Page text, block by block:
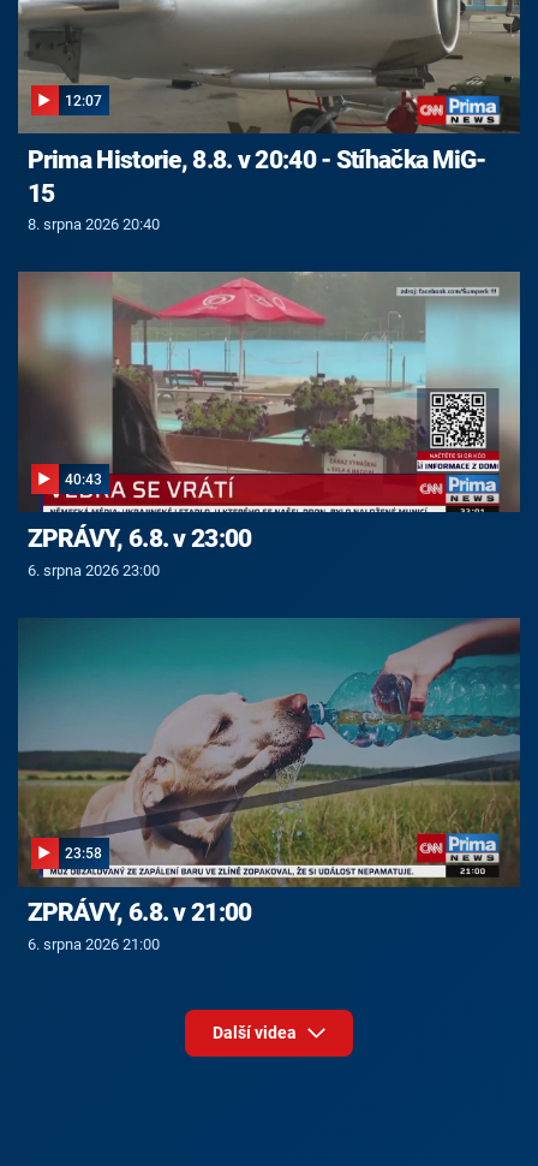
12:07
Prima Historie, 8.8. v 20:40 - Stíhačka MiG-
15
8. srpna 2026 20:40
40:43
ZPRÁVY, 6.8. v 23:00
6. srpna 2026 23:00
23:58
ZPRÁVY, 6.8. v 21:00
6. srpna 2026 21:00
Další videa